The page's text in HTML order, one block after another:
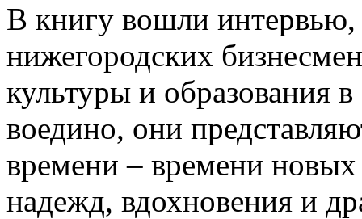
В книгу вошли
нижегородских
культуры и образования
воедино, они
времени – времени
надежд, вдохновения и